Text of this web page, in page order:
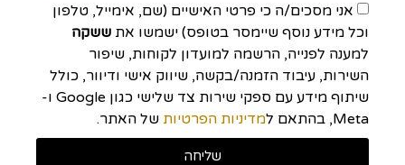
אני מסכים/ה כי פרטי האישיים (שם, אימייל, טלפון
וכל מידע נוסף שיימסר בטופס) ישמשו את ששקה
למענה לפנייה, הרשמה למועדון לקוחות, שיפור
השירות, עיבוד הזמנה/בקשה, שיווק אישי ודיוור, כולל
שיתוף מידע עם ספקי שירות צד שלישי כגון Google ו-
Meta, בהתאם ל
מדיניות הפרטיות של האתר.
שליחה